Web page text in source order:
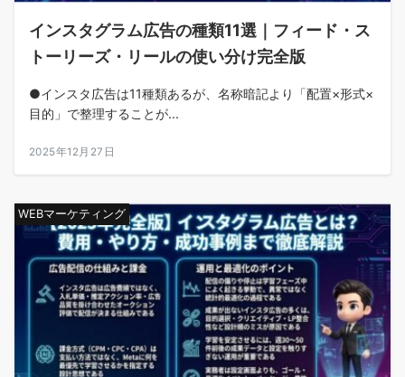
インスタグラム広告の種類11選｜フィード・ス
トーリーズ・リールの使い分け完全版
●インスタ広告は11種類あるが、名称暗記より「配置×形式×
目的」で整理することが...
2025年12月27日
WEBマーケティング